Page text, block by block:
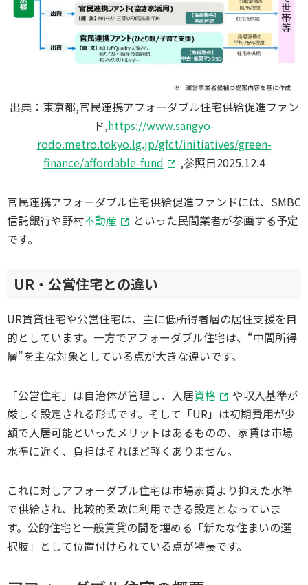
出典：東京都,官民連携アフォーダブル住宅供給促進ファン
ド,https://www.sangyo-
rodo.metro.tokyo.lg.jp/gfct/initiatives/green-
finance/affordable-fund
,参照日2025.12.4
官民連携アフォーダブル住宅供給促進ファンドには、SMBC
信託銀行や野村不動産
といった民間業者が参画する予定
です。
UR・公営住宅との違い
UR賃貸住宅や公営住宅は、主に低所得者層の居住支援を目
的としています。一方でアフォーダブル住宅は、“中間所得
層”を主な対象としている点が大きな違いです。
「公営住宅」は自治体が管理し、入居資格
や収入基準が
厳しく設定される形式です。そして「UR」は初期費用が少
額で入居可能といったメリットはあるものの、家賃は市場
水準に近く、負担はそれほど軽くありません。
これに対しアフォーダブル住宅は市場家賃より抑えた水準
で供給され、比較的柔軟に利用できる設定となっていま
す。公的住宅と一般賃貸の間を埋める「新たな住まいの選
択肢」として位置付けられている点が特長です。